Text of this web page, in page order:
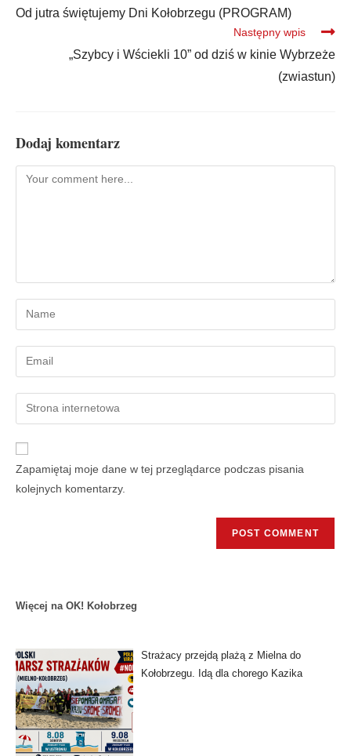
Od jutra świętujemy Dni Kołobrzegu (PROGRAM)
Następny wpis
„Szybcy i Wściekli 10” od dziś w kinie Wybrzeże
(zwiastun)
Dodaj komentarz
Zapamiętaj moje dane w tej przeglądarce podczas pisania
kolejnych komentarzy.
Więcej na OK! Kołobrzeg
Strażacy przejdą plażą z Mielna do
Kołobrzegu. Idą dla chorego Kazika